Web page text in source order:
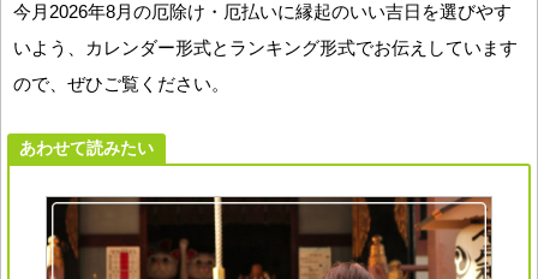
今月2026年8月の厄除け・厄払いに縁起のいい吉日を選びやす
いよう、カレンダー形式とランキング形式でお伝えしています
ので、ぜひご覧ください。
あわせて読みたい